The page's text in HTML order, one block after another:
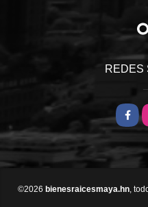
REDES
©2026 bienesraicesmaya.hn,